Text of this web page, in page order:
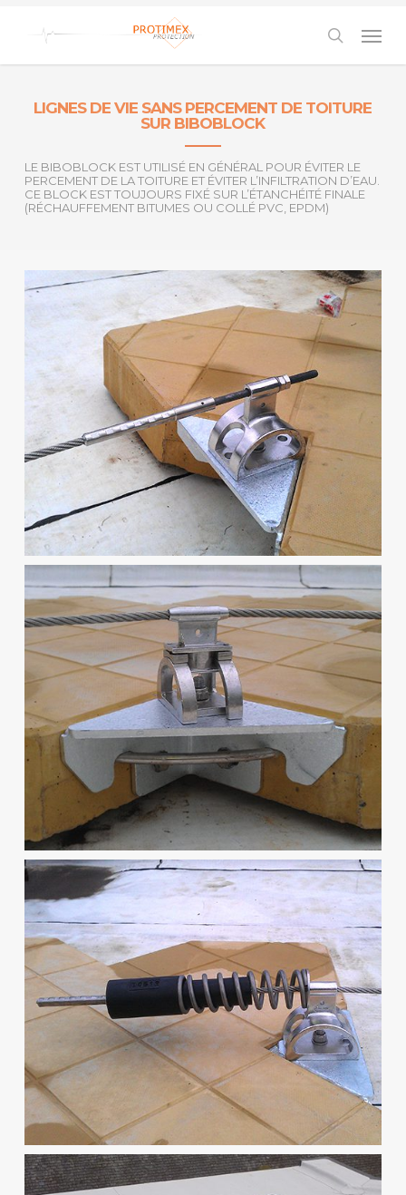
search
LIGNES DE VIE SANS PERCEMENT DE TOITURE
SUR BIBOBLOCK
LE BIBOBLOCK EST UTILISÉ EN GÉNÉRAL POUR ÉVITER LE
PERCEMENT DE LA TOITURE ET ÉVITER L’INFILTRATION D’EAU.
CE BLOCK EST TOUJOURS FIXÉ SUR L’ÉTANCHÉITÉ FINALE
(RÉCHAUFFEMENT BITUMES OU COLLÉ PVC, EPDM)